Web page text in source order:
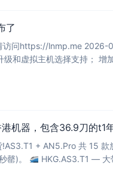
了
2026-06-27 最新版本 新增功能 增加PHP 8.4
安装、
机器，包含36.9刀的t1
+ AN5.Pro 共 15
罄)。
HKG.AS3.T1 — 大